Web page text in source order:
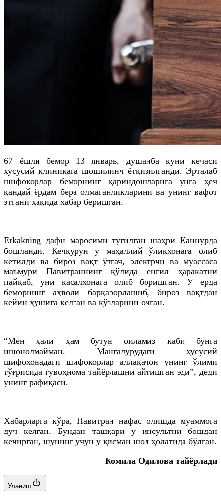
67 ёшли бемор 13 январь, душанба куни кечаси
хусусий клиникага шошилинч ётқизилганди. Эрталаб
шифокорлар беморнинг қариндошларига унга ҳеч
қандай ёрдам бера олмаганликларини ва унинг вафот
этгани ҳақида хабар беришган.
Erkakning дафн маросими туғилган шаҳри Каннурда
бошланди. Кечқурун у маҳаллий ўликхонага олиб
кетилди ва бироз вақт ўтгач, электрчи ва муассаса
маъмури Павитраннинг қўлида енгил ҳаракатни
пайқаб, уни касалхонага олиб боришган. У ерда
беморнинг аҳволи барқарорлашиб, бироз вақтдан
кейин ҳушига келган ва кўзларини очган.
“Мен ҳали ҳам бутун оиламиз каби бунга
ишонолмайман. Мангалурудаги хусусий
шифохонадаги шифокорлар аллақачон унинг ўлими
тўғрисида гувоҳнома тайёрлашни айтишган эди”, деди
унинг рафиқаси.
Хабарларга кўра, Павитран нафас олишда муаммога
дуч келган. Бундан ташқари у инсультни бошдан
кечирган, шунинг учун у қисман шол ҳолатида бўлган.
Комила Одилова тайёрлади
Уланиш